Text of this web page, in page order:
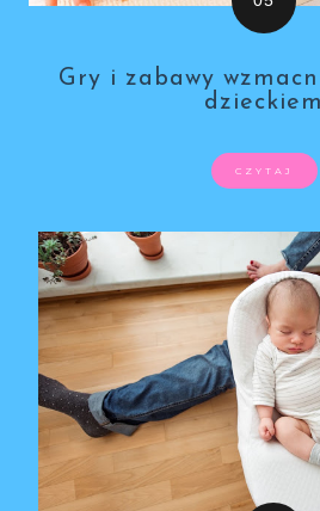
Gry i zabawy
dzieckiem
CZYTAJ